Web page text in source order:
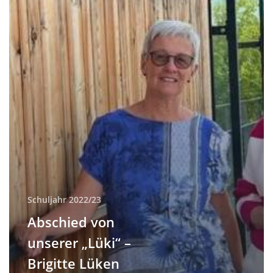
Ruhestand
Schuljahr 2022/23
Abschied von
unserer „Lüki“ –
Brigitte Lüken